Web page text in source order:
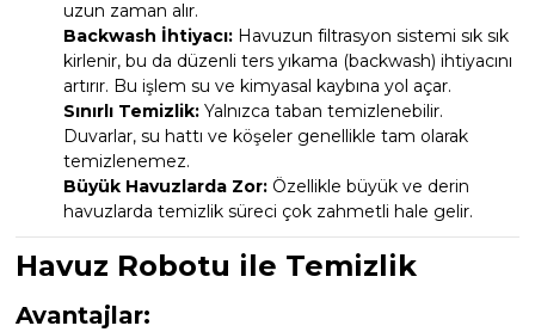
uzun zaman alır.
Backwash İhtiyacı: Havuzun filtrasyon sistemi sık sık
kirlenir, bu da düzenli ters yıkama (backwash) ihtiyacını
artırır. Bu işlem su ve kimyasal kaybına yol açar.
Sınırlı Temizlik: Yalnızca taban temizlenebilir.
Duvarlar, su hattı ve köşeler genellikle tam olarak
temizlenemez.
Büyük Havuzlarda Zor: Özellikle büyük ve derin
havuzlarda temizlik süreci çok zahmetli hale gelir.
Havuz Robotu ile Temizlik
Avantajlar: